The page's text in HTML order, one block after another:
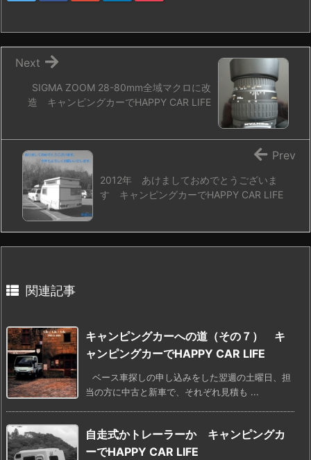
SIGMA ZOOM 28-80mm全域マクロに改
造 キャンピングカーでHAPPY CAR LIFE
Next
2012年 あけましておめでとうございま
す キャンピングカーでHAPPY CAR LIFE
Prev
関連記事
キャンピングカーへの道（その７） キ
ャンピングカーでHAPPY CAR LIFE
ベース車探しの申し込みをした翌週の土曜日、担
当の方に中古と新車で、それぞれ見積も ...
自走式かトレーラーか キャンピングカ
ーでHAPPY CAR LIFE